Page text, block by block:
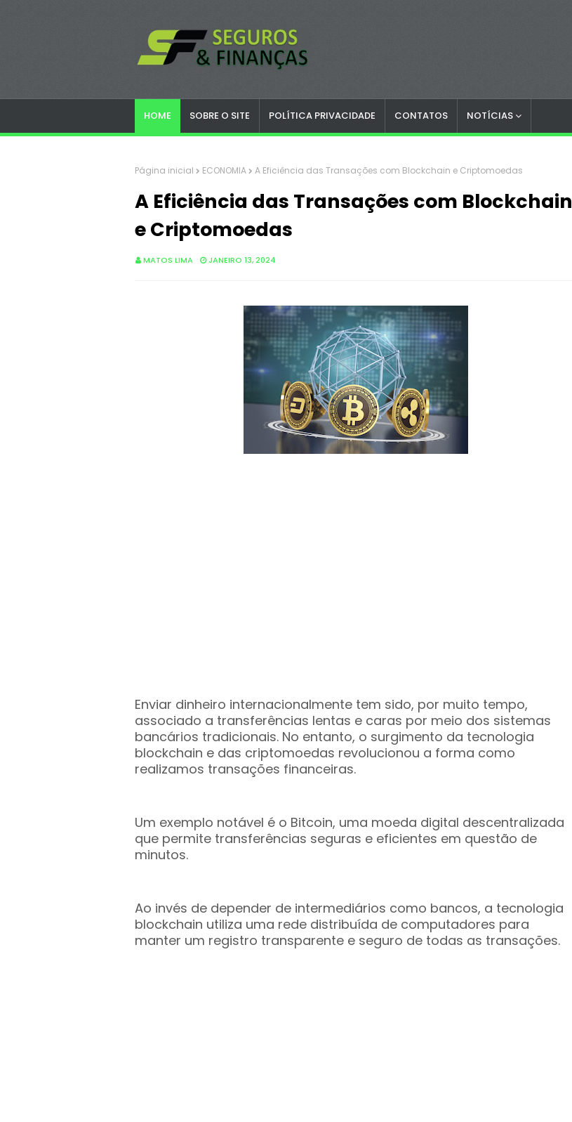
HOME SOBRE O SITE POLÍTICA PRIVACIDADE CONTATOS NOTÍCIAS
Página inicial ECONOMIA A Eficiência das Transações com Blockchain e Criptomoedas
A Eficiência das Transações com Blockchain
e Criptomoedas
MATOS LIMA JANEIRO 13, 2024
Enviar dinheiro internacionalmente tem sido, por muito tempo,
associado a transferências lentas e caras por meio dos sistemas
bancários tradicionais. No entanto, o surgimento da tecnologia
blockchain e das criptomoedas revolucionou a forma como
realizamos transações financeiras.
Um exemplo notável é o Bitcoin, uma moeda digital descentralizada
que permite transferências seguras e eficientes em questão de
minutos.
Ao invés de depender de intermediários como bancos, a tecnologia
blockchain utiliza uma rede distribuída de computadores para
manter um registro transparente e seguro de todas as transações.